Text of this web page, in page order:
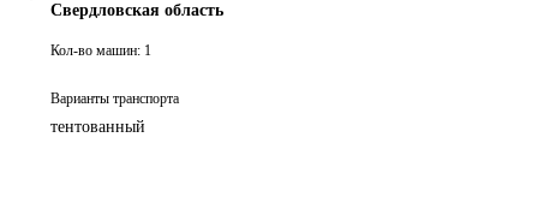
Свердловская область
Кол-во машин: 1
Варианты транспорта
тентованный